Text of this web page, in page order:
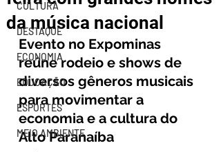
CULTURA
DESTAQUE
ECONOMIA
EDUCAÇÃO
ESPORTES
MEIO AMBIENTE
da música nacional
Evento no Expominas
reúne rodeio e shows de
diversos gêneros musicais
para movimentar a
economia e a cultura do
Alto Paranaíba